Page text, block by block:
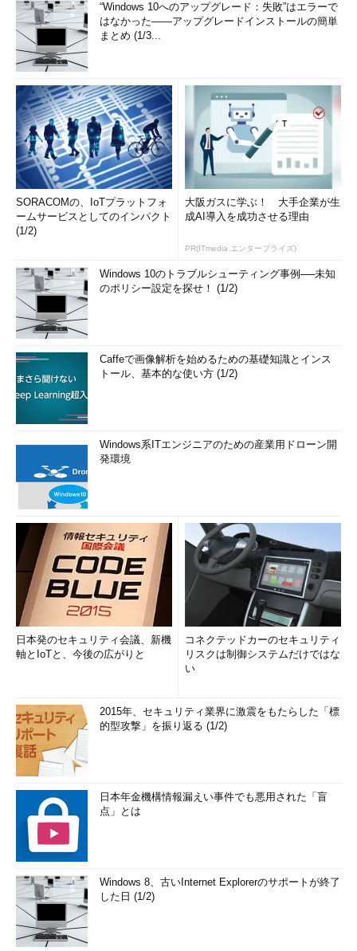
“Windows 10へのアップグレード：失敗”はエラーで
はなかった――アップグレードインストールの簡単
まとめ (1/3...
SORACOMの、IoTプラットフォ
ームサービスとしてのインパクト
(1/2)
大阪ガスに学ぶ！ 大手企業が生
成AI導入を成功させる理由
PR(ITmedia エンタープライズ)
Windows 10のトラブルシューティング事例──未知
のポリシー設定を探せ！ (1/2)
Caffeで画像解析を始めるための基礎知識とインス
トール、基本的な使い方 (1/2)
Windows系ITエンジニアのための産業用ドローン開
発環境
日本発のセキュリティ会議、新機
軸とIoTと、今後の広がりと
コネクテッドカーのセキュリティ
リスクは制御システムだけではな
い
2015年、セキュリティ業界に激震をもたらした「標
的型攻撃」を振り返る (1/2)
日本年金機構情報漏えい事件でも悪用された「盲
点」とは
Windows 8、古いInternet Explorerのサポートが終了
した日 (1/2)